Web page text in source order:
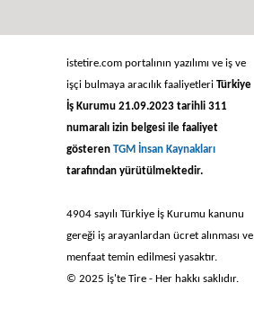
istetire.com portalının yazılımı ve iş ve
işçi bulmaya aracılık faaliyetleri Türkiye
İş Kurumu 21.09.2023 tarihli 311
numaralı izin belgesi ile faaliyet
gösteren TGM İnsan Kaynakları
tarafından yürütülmektedir.
4904 sayılı Türkiye İş Kurumu kanunu
gereği iş arayanlardan ücret alınması ve
menfaat temin edilmesi yasaktır.
© 2025 İş'te Tire - Her hakkı saklıdır.